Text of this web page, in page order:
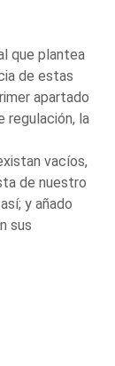
que plantea
de estas
apartado
regulación, la
vacíos,
de nuestro
y añado
sus